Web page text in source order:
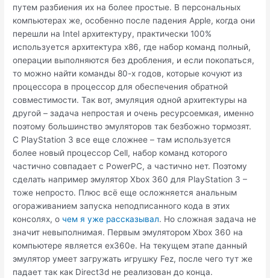
путем разбиения их на более простые. В персональных
компьютерах же, особенно после падения Apple, когда они
перешли на Intel архитектуру, практически 100%
используется архитектура x86, где набор команд полный,
операции выполняются без дробления, и если покопаться,
то можно найти команды 80-х годов, которые кочуют из
процессора в процессор для обеспечения обратной
совместимости. Так вот, эмуляция одной архитектуры на
другой – задача непростая и очень ресурсоемкая, именно
поэтому большинство эмуляторов так безбожно тормозят.
С PlayStation 3 все еще сложнее – там используется
более новый процессор Cell, набор команд которого
частично совпадает с PowerPC, а частично нет. Поэтому
сделать например эмулятор Xbox 360 для PlayStation 3 –
тоже непросто. Плюс всё еще осложняется анальным
огораживанием запуска неподписанного кода в этих
консолях, о чем я уже рассказывал. Но сложная задача не
значит невыполнимая. Первым эмулятором Xbox 360 на
компьютере является ex360e. На текущем этапе данный
эмулятор умеет загружать игрушку Fez, после чего тут же
падает так как Direct3d не реализован до конца.